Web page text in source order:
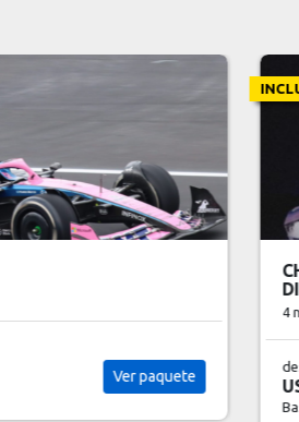
SAO PAULO - 5
Ver paquete